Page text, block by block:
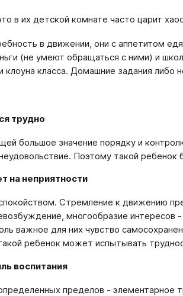
в их детской комнате часто царит
в движении, они с аппетитом
(не умеют обращаться с ними) и
клоуна класса. Домашние задания либо
трудно
большое значение порядку и
Поэтому такой
на неприятности
Стремление к движению
многообразие интересов
важное для них чувство
ребенок может испытывать
воспитания
пределов - элементарное